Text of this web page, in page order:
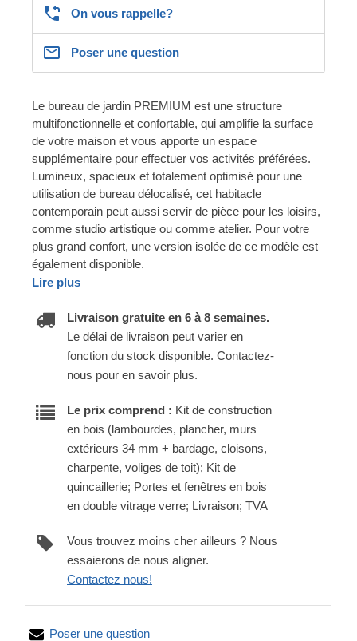
On vous rappelle?
Poser une question
Le bureau de jardin PREMIUM est une structure
multifonctionnelle et confortable, qui amplifie la surface
de votre maison et vous apporte un espace
supplémentaire pour effectuer vos activités préférées.
Lumineux, spacieux et totalement optimisé pour une
utilisation de bureau délocalisé, cet habitacle
contemporain peut aussi servir de pièce pour les loisirs,
comme studio artistique ou comme atelier. Pour votre
plus grand confort, une version isolée de ce modèle est
également disponible.
Lire plus
Livraison gratuite en 6 à 8 semaines.
Le délai de livraison peut varier en
fonction du stock disponible. Contactez-
nous pour en savoir plus.
Le prix comprend : Kit de construction
en bois (lambourdes, plancher, murs
extérieurs 34 mm + bardage, cloisons,
charpente, voliges de toit); Kit de
quincaillerie; Portes et fenêtres en bois
en double vitrage verre; Livraison; TVA
Vous trouvez moins cher ailleurs ? Nous
essaierons de nous aligner.
Contactez nous!
Poser une question